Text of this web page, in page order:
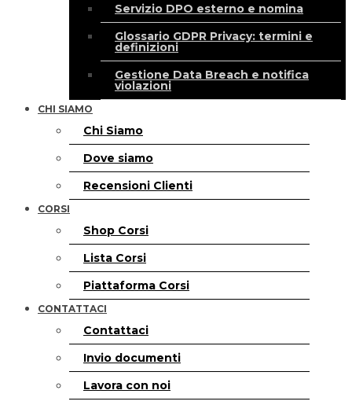
Servizio DPO esterno e nomina
Glossario GDPR Privacy: termini e
definizioni
Gestione Data Breach e notifica
violazioni
CHI SIAMO
Chi Siamo
Dove siamo
Recensioni Clienti
CORSI
Shop Corsi
Lista Corsi
Piattaforma Corsi
CONTATTACI
Contattaci
Invio documenti
Lavora con noi